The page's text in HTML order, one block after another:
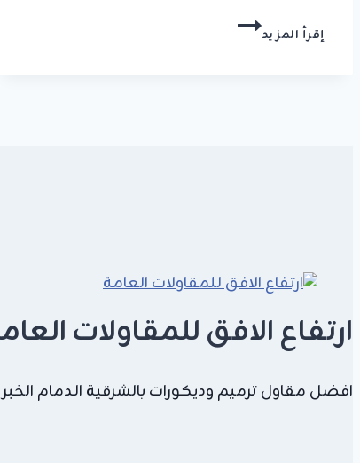
إقرأ المزيد
مقاول
ارتفاع الافق للمقاولات
افضل مقاول ترميم وديكورات بالشرقية الدمام